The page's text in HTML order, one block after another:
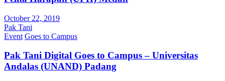
October 22, 2019
Pak Tani
Event Goes to Campus
Pak Tani Digital Goes to Campus – Universitas
Andalas (UNAND) Padang